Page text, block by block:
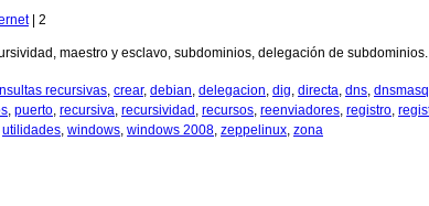
| 2
maestro y esclavo, subdominios, delegación de subdominios.
recursivas crear, debian delegacion dig directa dns dnsmasq
puerto recursiva recursividad recursos reenviadores registro
utilidades windows windows 2008 zeppelinux zona